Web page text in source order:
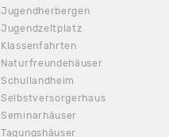
Jugendherbergen
Jugendzeltplatz
Klassenfahrten
Naturfreundehäuser
Schullandheim
Selbstversorgerhaus
Seminarhäuser
Tagungshäuser